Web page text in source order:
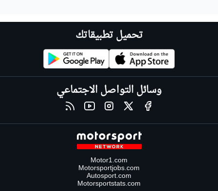
تحميل تطبيقاتك
وسائل التواصل الاجتماعي
Motor1.com
Motorsportjobs.com
Autosport.com
Motorsportstats.com